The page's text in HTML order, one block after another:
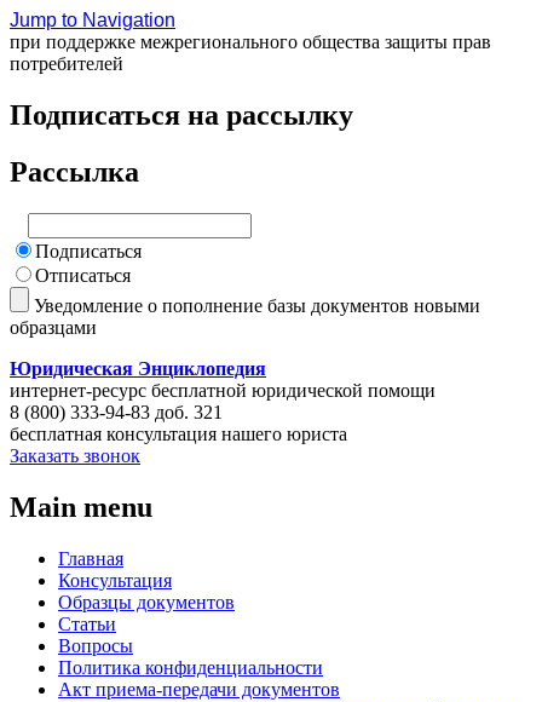
Jump to Navigation
при поддержке межрегионального общества защиты прав
потребителей
Подписаться на рассылку
Рассылка
Подписаться
Отписаться
Уведомление о пополнение базы документов новыми
образцами
Юридическая Энциклопедия
интернет-ресурс бесплатной юридической помощи
8 (800) 333-94-83 доб. 321
бесплатная консультация нашего юриста
Заказать звонок
Main menu
Главная
Консультация
Образцы документов
Статьи
Вопросы
Политика конфиденциальности
Акт приема-передачи документов